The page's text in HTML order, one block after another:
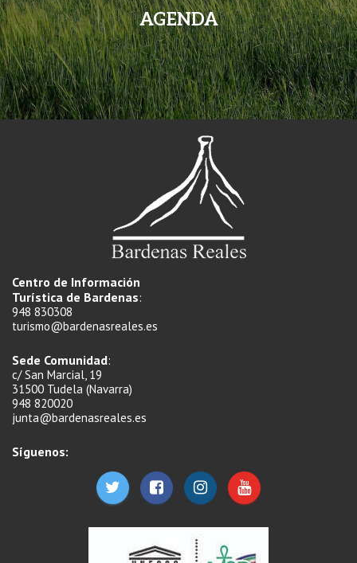
AGENDA
Centro de Información
Turística de Bardenas:
948 830308
turismo@bardenasreales.es
Sede Comunidad:
c/ San Marcial, 19
31500 Tudela (Navarra)
948 820020
junta@bardenasreales.es
Síguenos: